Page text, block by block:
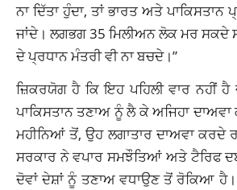
ਨਾ ਦਿੱਤਾ ਹੁੰਦਾ, ਤਾਂ ਭਾਰਤ ਅਤੇ
ਜਾਂਦੇ। ਲਗਭਗ 35 ਮਿਲੀਅਨ ਲੋਕ ਮਰ ਸਕਦੇ
ਦੇ ਪ੍ਰਧਾਨ ਮੰਤਰੀ ਵੀ ਨਾ ਬਚਦੇ।”
ਜ਼ਿਕਰਯੋਗ ਹੈ ਕਿ ਇਹ ਪਹਿਲੀ ਵਾਰ ਨਹੀਂ
ਪਾਕਿਸਤਾਨ ਤਣਾਅ ਨੂੰ ਲੈ ਕੇ ਅਜਿਹਾ ਦਾਅਵਾ
ਮਹੀਨਿਆਂ ਤੋਂ, ਉਹ ਲਗਾਤਾਰ ਦਾਅਵਾ ਕਰਦੇ
ਸਰਕਾਰ ਨੇ ਵਪਾਰ ਸਮਝੌਤਿਆਂ ਅਤੇ ਟੈਰਿਫ
ਦੋਵਾਂ ਦੇਸ਼ਾਂ ਨੂੰ ਤਣਾਅ ਵਧਾਉਣ ਤੋਂ ਰੋਕਿਆ ਹੈ।